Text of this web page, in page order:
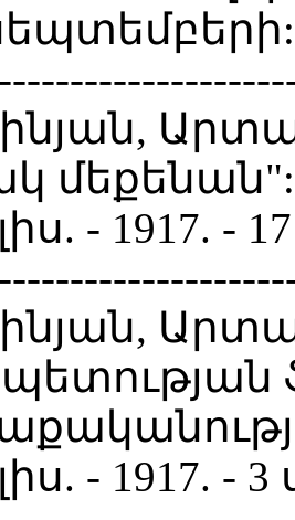
- 1917. -
- 1917. -